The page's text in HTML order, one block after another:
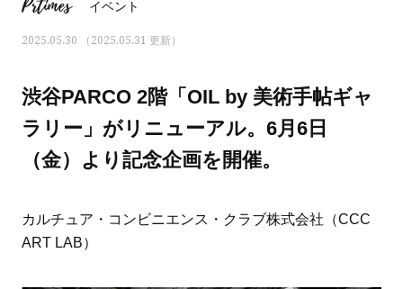
Prtimes イベント
2025.05.30 （2025.05.31 更新）
渋谷PARCO 2階「OIL by 美術手帖ギャ
ラリー」がリニューアル。6月6日
（金）より記念企画を開催。
カルチュア・コンビニエンス・クラブ株式会社（CCC
ART LAB）